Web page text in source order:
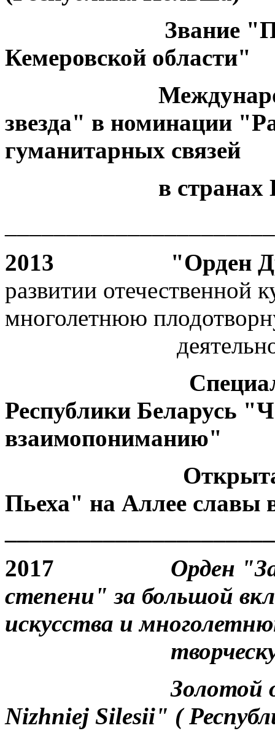
Звание
Кемеровской области"
Международная
звезда" в номинации
гуманитарных связей
в странах
2013 "Орден
развитии отечественной
многолетнюю
Республики Беларусь
взаимопониманию"
Пьеха" на Аллее славы
2017 Орден
степени" за большой
искусства и
творческую
Золотой орден
Nizhniej Silesii" (